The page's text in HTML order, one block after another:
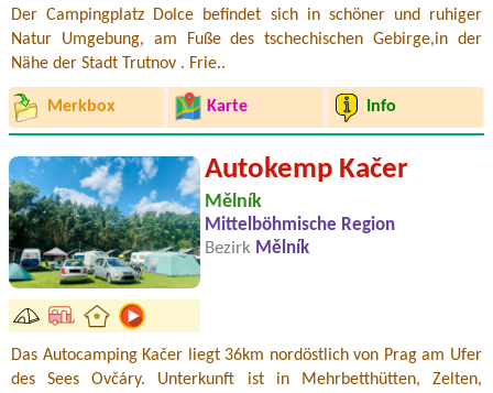
Der Campingplatz Dolce befindet sich in schöner und ruhiger
Natur Umgebung, am Fuße des tschechischen Gebirge,in der
Nähe der Stadt Trutnov . Frie..
Merkbox Karte Info
Autokemp Kačer
Mělník
Mittelböhmische Region
Bezirk Mělník
Das Autocamping Kačer liegt 36km nordöstlich von Prag am Ufer
des Sees Ovčáry. Unterkunft ist in Mehrbetthütten, Zelten,